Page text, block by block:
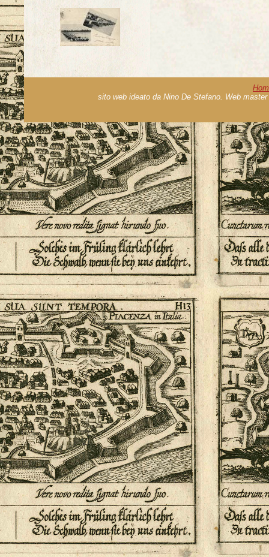
sito web ideato da Nino De Stefano. Web